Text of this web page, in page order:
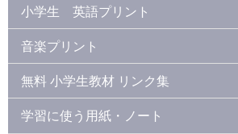
小学生 英語プリント
音楽プリント
無料 小学生教材 リンク集
学習に使う用紙・ノート